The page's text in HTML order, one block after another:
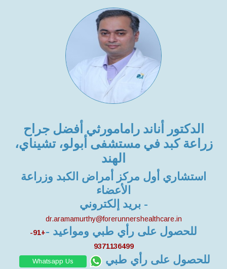
الدكتور أناند رامامورثي أفضل جراح
زراعة كبد في مستشفى أبولو، تشيناي،
الهند
استشاري أول مركز أمراض الكبد وزراعة
الأعضاء
بريد إلكتروني -
dr.aramamurthy@forerunnershealthcare.in
للحصول على رأي طبي ومواعيد -
+91-
9371136499
Whatsapp Us
للحصول على رأي طبي